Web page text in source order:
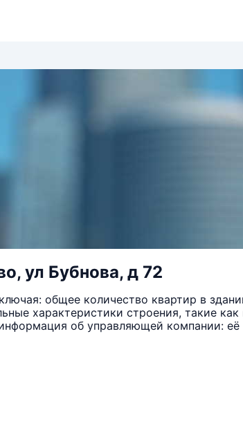
ул Бубнова, д 72
общее количество квартир в
характеристики строения, такие
об управляющей компании: её